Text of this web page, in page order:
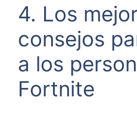
4. Los
consejos
a los
Fortnite